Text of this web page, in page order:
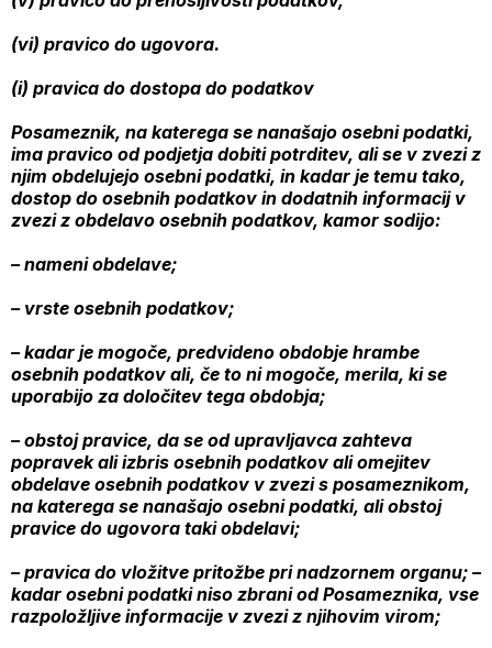
(vi) pravico do ugovora.
(i) pravica do dostopa do podatkov
Posameznik, na katerega se nanašajo osebni podatki,
ima pravico od podjetja dobiti potrditev, ali se v zvezi z
njim obdelujejo osebni podatki, in kadar je temu tako,
dostop do osebnih podatkov in dodatnih informacij v
zvezi z obdelavo osebnih podatkov, kamor sodijo:
– nameni obdelave;
– vrste osebnih podatkov;
– kadar je mogoče, predvideno obdobje hrambe
osebnih podatkov ali, če to ni mogoče, merila, ki se
uporabijo za določitev tega obdobja;
– obstoj pravice, da se od upravljavca zahteva
popravek ali izbris osebnih podatkov ali omejitev
obdelave osebnih podatkov v zvezi s posameznikom,
na katerega se nanašajo osebni podatki, ali obstoj
pravice do ugovora taki obdelavi;
– pravica do vložitve pritožbe pri nadzornem organu; –
kadar osebni podatki niso zbrani od Posameznika, vse
razpoložljive informacije v zvezi z njihovim virom;